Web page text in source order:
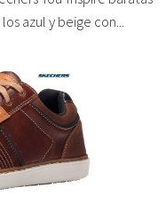
azul y beige con...